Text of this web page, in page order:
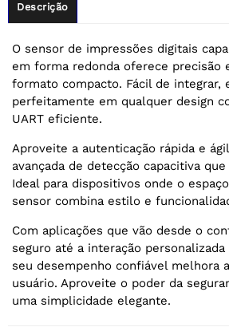
Descrição
O sensor de impressões digitais
em forma redonda oferece precisão
formato compacto. Fácil de integrar,
perfeitamente em qualquer design
UART eficiente.
Aproveite a autenticação rápida e
avançada de detecção capacitiva
Ideal para dispositivos onde o
sensor combina estilo e
Com aplicações que vão desde o
seguro até a interação
seu desempenho confiável melhora
usuário. Aproveite o poder da
uma simplicidade elegante.